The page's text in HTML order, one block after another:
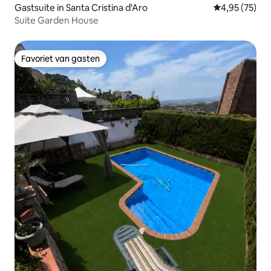
Gastsuite in Santa Cristina d'Aro Gemiddelde
4,95 (75)
Suite Garden House
Favoriet van gasten
Favoriet van gasten